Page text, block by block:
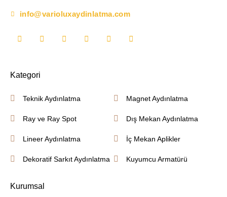
info@varioluxaydinlatma.com
Kategori
Teknik Aydınlatma
Ray ve Ray Spot
Lineer Aydınlatma
Dekoratif Sarkıt Aydınlatma
Magnet Aydınlatma
Dış Mekan Aydınlatma
İç Mekan Aplikler
Kuyumcu Armatürü
Kurumsal